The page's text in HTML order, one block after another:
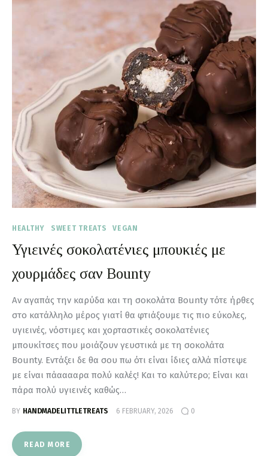
HEALTHY SWEET TREATS VEGAN
Υγιεινές σοκολατένιες μπουκιές με
χουρμάδες σαν Bounty
Αν αγαπάς την καρύδα και τη σοκολάτα Bounty τότε ήρθες
στο κατάλληλο μέρος γιατί θα φτιάξουμε τις πιο εύκολες,
υγιεινές, νόστιμες και χορταστικές σοκολατένιες
μπουκίτσες που μοιάζουν γευστικά με τη σοκολάτα
Bounty. Εντάξει δε θα σου πω ότι είναι ίδιες αλλά πίστεψε
με είναι πάααααρα πολύ καλές! Και το καλύτερο; Είναι και
πάρα πολύ υγιεινές καθώς…
BY HANDMADELITTLETREATS 6 FEBRUARY, 2026 0
READ MORE